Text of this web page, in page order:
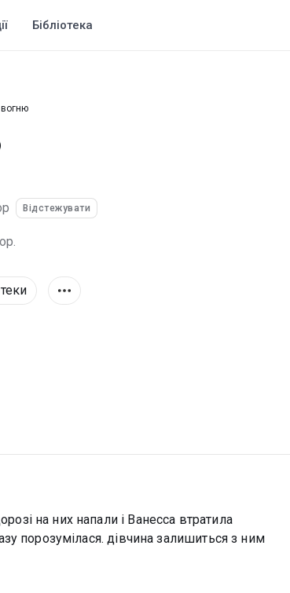
Бібліотека
Відстежувати
на них напали і Ванесса втратила
порозумілася. дівчина залишиться з ним